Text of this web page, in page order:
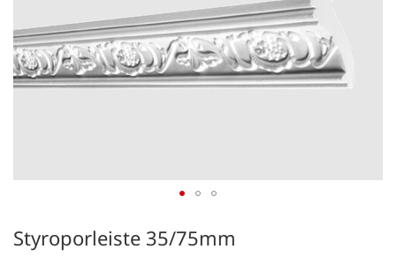
Styroporleiste 35/75mm